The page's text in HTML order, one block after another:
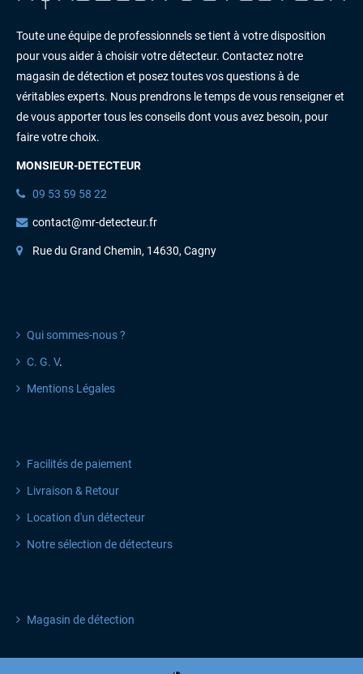
Toute une équipe de professionnels se tient à votre disposition
pour vous aider à choisir votre détecteur. Contactez notre
magasin de détection et posez toutes vos questions à de
véritables experts. Nous prendrons le temps de vous renseigner et
de vous apporter tous les conseils dont vous avez besoin, pour
faire votre choix.
MONSIEUR-DETECTEUR
09 53 59 58 22
contact@mr-detecteur.fr
Rue du Grand Chemin, 14630, Cagny
Qui sommes-nous ?
C. G. V.
Mentions Légales
Facilités de paiement
Livraison & Retour
Location d'un détecteur
Notre sélection de détecteurs
Magasin de détection